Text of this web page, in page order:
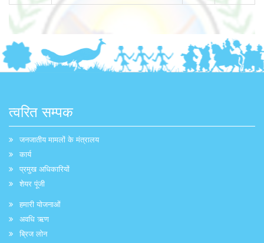
त्वरित सम्पक
जनजातीय मामलों के मंत्रालय
कार्य
प्रमुख अधिकारियों
शेयर पूंजी
हमारी योजनाओं
अवधि ऋण
ब्रिज लोन